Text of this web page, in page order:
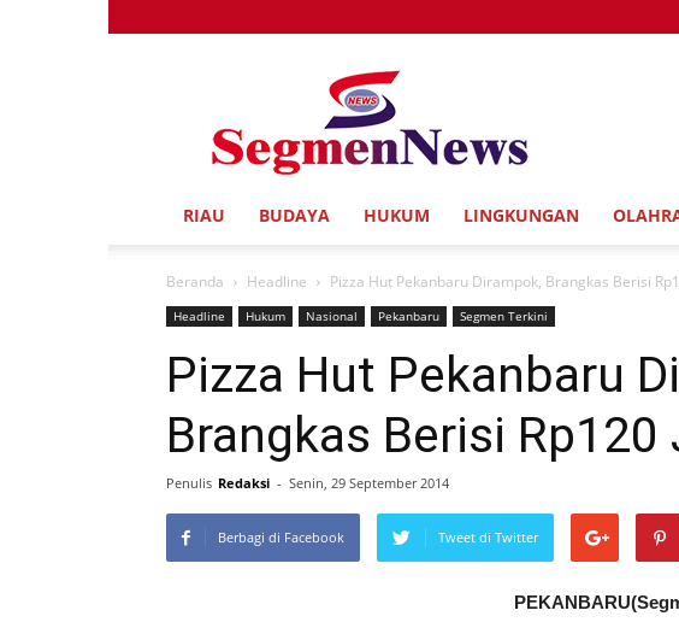
RIAU BUDAYA HUKUM LINGKUNGAN
Beranda Headline Pizza Hut Pekanbaru Dirampok, Brangkas Berisi
Headline Hukum Nasional Pekanbaru Segmen Terkini
Pizza Hut Pekanbaru
Brangkas Berisi Rp120
Penulis Redaksi - Senin, 29 September 2014
Berbagi di Facebook Tweet di Twitter